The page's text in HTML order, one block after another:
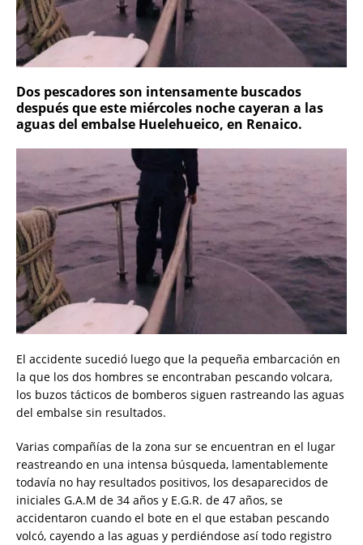
Dos pescadores son intensamente buscados
después que este miércoles noche cayeran a las
aguas del embalse Huelehueico, en Renaico.
El accidente sucedió luego que la pequeña embarcación en
la que los dos hombres se encontraban pescando volcara,
los buzos tácticos de bomberos siguen rastreando las aguas
del embalse sin resultados.
Varias compañías de la zona sur se encuentran en el lugar
reastreando en una intensa búsqueda, lamentablemente
todavía no hay resultados positivos, los desaparecidos de
iniciales G.A.M de 34 años y E.G.R. de 47 años, se
accidentaron cuando el bote en el que estaban pescando
volcó, cayendo a las aguas y perdiéndose así todo registro